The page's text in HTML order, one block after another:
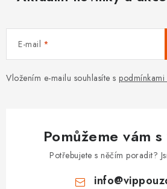
E-mail
Vložením e-mailu souhlasíte s
Pomůžeme vám
Potřebujete s něčím poradit?
info@